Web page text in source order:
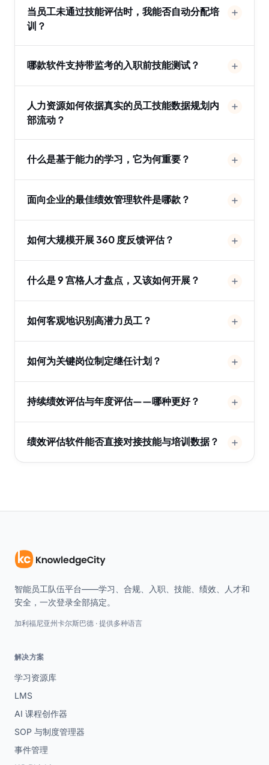
当员工未通过技能评估时，我能否自动分配培
训？
哪款软件支持带监考的入职前技能测试？
人力资源如何依据真实的员工技能数据规划内
部流动？
什么是基于能力的学习，它为何重要？
面向企业的最佳绩效管理软件是哪款？
如何大规模开展 360 度反馈评估？
什么是 9 宫格人才盘点，又该如何开展？
如何客观地识别高潜力员工？
如何为关键岗位制定继任计划？
持续绩效评估与年度评估——哪种更好？
绩效评估软件能否直接对接技能与培训数据？
智能员工队伍平台——学习、合规、入职、技能、绩效、人才和
安全，一次登录全部搞定。
加利福尼亚州卡尔斯巴德 · 提供多种语言
解决方案
学习资源库
LMS
AI 课程创作器
SOP 与制度管理器
事件管理